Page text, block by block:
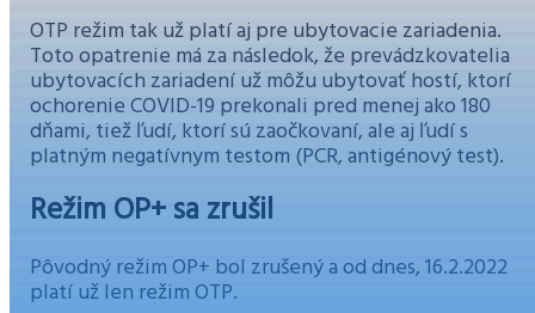
OTP režim tak už platí aj pre ubytovacie zariadenia.
Toto opatrenie má za následok, že prevádzkovatelia
ubytovacích zariadení už môžu ubytovať hostí, ktorí
ochorenie COVID-19 prekonali pred menej ako 180
dňami, tiež ľudí, ktorí sú zaočkovaní, ale aj ľudí s
platným negatívnym testom (PCR, antigénový test).
Režim OP+ sa zrušil
Pôvodný režim OP+ bol zrušený a od dnes, 16.2.2022
platí už len režim OTP.